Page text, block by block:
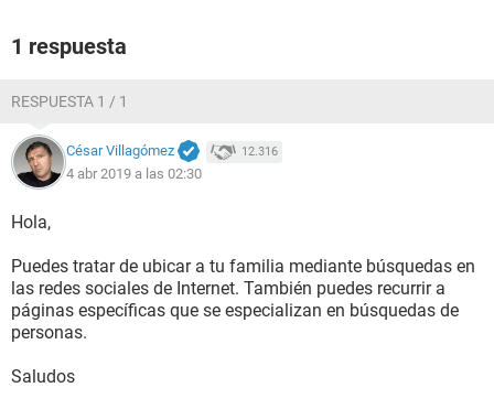
1 respuesta
RESPUESTA 1 / 1
César Villagómez 12.316
4 abr 2019 a las 02:30
Hola,
Puedes tratar de ubicar a tu familia mediante búsquedas en
las redes sociales de Internet. También puedes recurrir a
páginas específicas que se especializan en búsquedas de
personas.
Saludos